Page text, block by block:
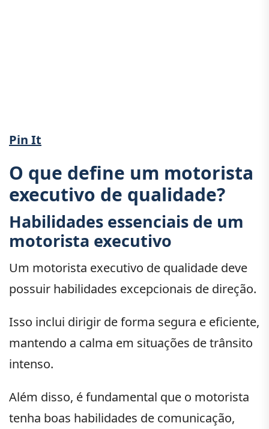
Pin It
O que define um motorista
executivo de qualidade?
Habilidades essenciais de um
motorista executivo
Um motorista executivo de qualidade deve
possuir habilidades excepcionais de direção.
Isso inclui dirigir de forma segura e eficiente,
mantendo a calma em situações de trânsito
intenso.
Além disso, é fundamental que o motorista
tenha boas habilidades de comunicação,